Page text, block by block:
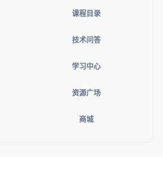
课程目录
技术问答
学习中心
资源广场
商城